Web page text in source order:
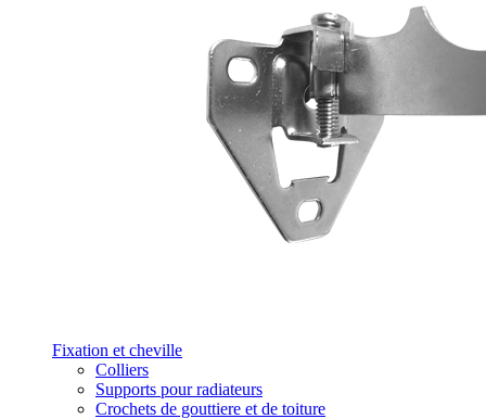
Fixation et cheville
Colliers
Supports pour radiateurs
Crochets de gouttiere et de toiture